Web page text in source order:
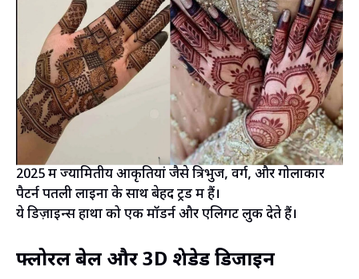
2025 में ज्यामितीय आकृतियां जैसे त्रिभुज, वर्ग, और गोलाकार
पैटर्न पतली लाइनों के साथ बेहद ट्रेंड में हैं।
ये डिज़ाइन्स हाथों को एक मॉडर्न और एलिगेंट लुक देते हैं।
फ्लोरल बेल और 3D शेडेड डिजाइन